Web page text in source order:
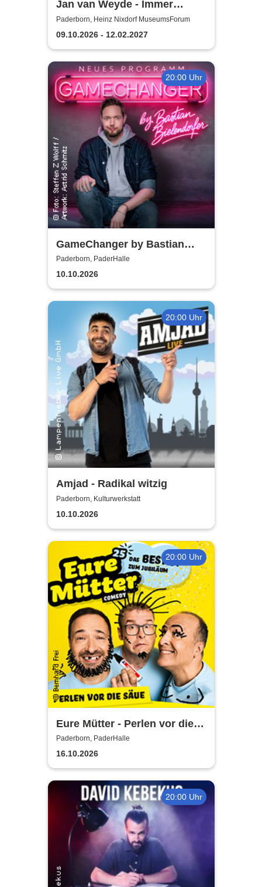
Jan van Weyde - Immer
Weyder...
Paderborn, Heinz Nixdorf MuseumsForum
09.10.2026 - 12.02.2027
20:00 Uhr
GameChanger by Bastian
Bielendorfer
Paderborn, PaderHalle
10.10.2026
20:00 Uhr
Amjad - Radikal witzig
Paderborn, Kulturwerkstatt
10.10.2026
20:00 Uhr
Eure Mütter - Perlen vor die
Säue - Das Best Of zum
Jubiläum
Paderborn, PaderHalle
16.10.2026
20:00 Uhr